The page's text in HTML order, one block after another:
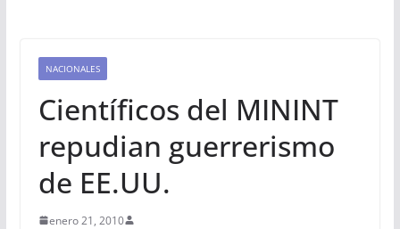
NACIONALES
Científicos del MININT
repudian guerrerismo
de EE.UU.
enero 21, 2010